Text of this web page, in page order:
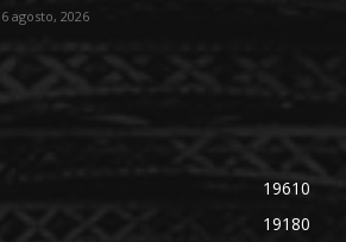
6 agosto, 2026
19610
19180